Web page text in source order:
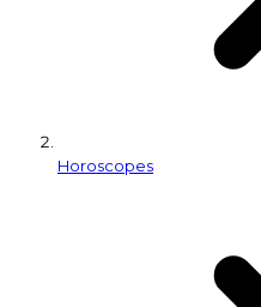
Horoscopes